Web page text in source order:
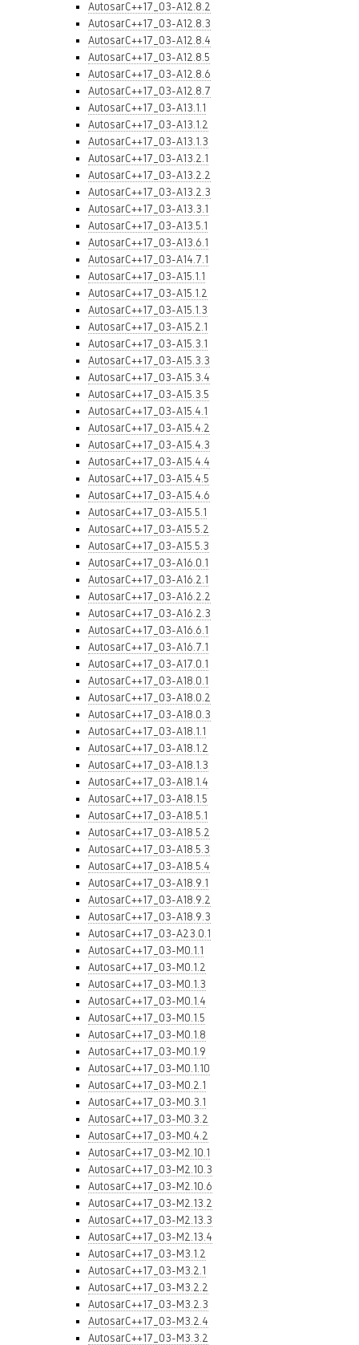
AutosarC++17_03-A12.8.2
AutosarC++17_03-A12.8.3
AutosarC++17_03-A12.8.4
AutosarC++17_03-A12.8.5
AutosarC++17_03-A12.8.6
AutosarC++17_03-A12.8.7
AutosarC++17_03-A13.1.1
AutosarC++17_03-A13.1.2
AutosarC++17_03-A13.1.3
AutosarC++17_03-A13.2.1
AutosarC++17_03-A13.2.2
AutosarC++17_03-A13.2.3
AutosarC++17_03-A13.3.1
AutosarC++17_03-A13.5.1
AutosarC++17_03-A13.6.1
AutosarC++17_03-A14.7.1
AutosarC++17_03-A15.1.1
AutosarC++17_03-A15.1.2
AutosarC++17_03-A15.1.3
AutosarC++17_03-A15.2.1
AutosarC++17_03-A15.3.1
AutosarC++17_03-A15.3.3
AutosarC++17_03-A15.3.4
AutosarC++17_03-A15.3.5
AutosarC++17_03-A15.4.1
AutosarC++17_03-A15.4.2
AutosarC++17_03-A15.4.3
AutosarC++17_03-A15.4.4
AutosarC++17_03-A15.4.5
AutosarC++17_03-A15.4.6
AutosarC++17_03-A15.5.1
AutosarC++17_03-A15.5.2
AutosarC++17_03-A15.5.3
AutosarC++17_03-A16.0.1
AutosarC++17_03-A16.2.1
AutosarC++17_03-A16.2.2
AutosarC++17_03-A16.2.3
AutosarC++17_03-A16.6.1
AutosarC++17_03-A16.7.1
AutosarC++17_03-A17.0.1
AutosarC++17_03-A18.0.1
AutosarC++17_03-A18.0.2
AutosarC++17_03-A18.0.3
AutosarC++17_03-A18.1.1
AutosarC++17_03-A18.1.2
AutosarC++17_03-A18.1.3
AutosarC++17_03-A18.1.4
AutosarC++17_03-A18.1.5
AutosarC++17_03-A18.5.1
AutosarC++17_03-A18.5.2
AutosarC++17_03-A18.5.3
AutosarC++17_03-A18.5.4
AutosarC++17_03-A18.9.1
AutosarC++17_03-A18.9.2
AutosarC++17_03-A18.9.3
AutosarC++17_03-A23.0.1
AutosarC++17_03-M0.1.1
AutosarC++17_03-M0.1.2
AutosarC++17_03-M0.1.3
AutosarC++17_03-M0.1.4
AutosarC++17_03-M0.1.5
AutosarC++17_03-M0.1.8
AutosarC++17_03-M0.1.9
AutosarC++17_03-M0.1.10
AutosarC++17_03-M0.2.1
AutosarC++17_03-M0.3.1
AutosarC++17_03-M0.3.2
AutosarC++17_03-M0.4.2
AutosarC++17_03-M2.10.1
AutosarC++17_03-M2.10.3
AutosarC++17_03-M2.10.6
AutosarC++17_03-M2.13.2
AutosarC++17_03-M2.13.3
AutosarC++17_03-M2.13.4
AutosarC++17_03-M3.1.2
AutosarC++17_03-M3.2.1
AutosarC++17_03-M3.2.2
AutosarC++17_03-M3.2.3
AutosarC++17_03-M3.2.4
AutosarC++17_03-M3.3.2